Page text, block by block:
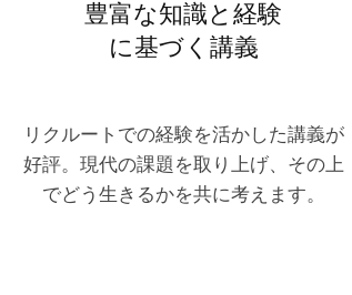
豊富な知識と経験
に基づく講義
リクルートでの経験を活かした講義が
好評。現代の課題を取り上げ、その上
でどう生きるかを共に考えます。